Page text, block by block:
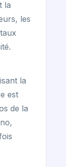
la
les
la
est
de la